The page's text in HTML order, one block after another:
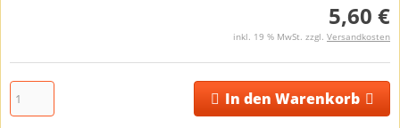
5,60 €
inkl. 19 % MwSt. zzgl. Versandkosten
In den Warenkorb